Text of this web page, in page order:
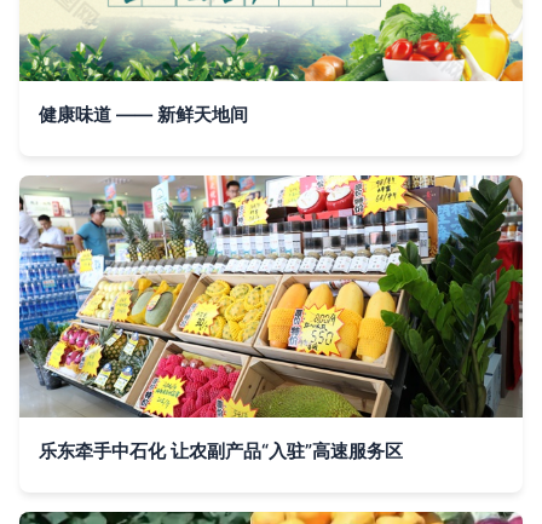
健康味道 —— 新鲜天地间
乐东牵手中石化 让农副产品“入驻”高速服务区